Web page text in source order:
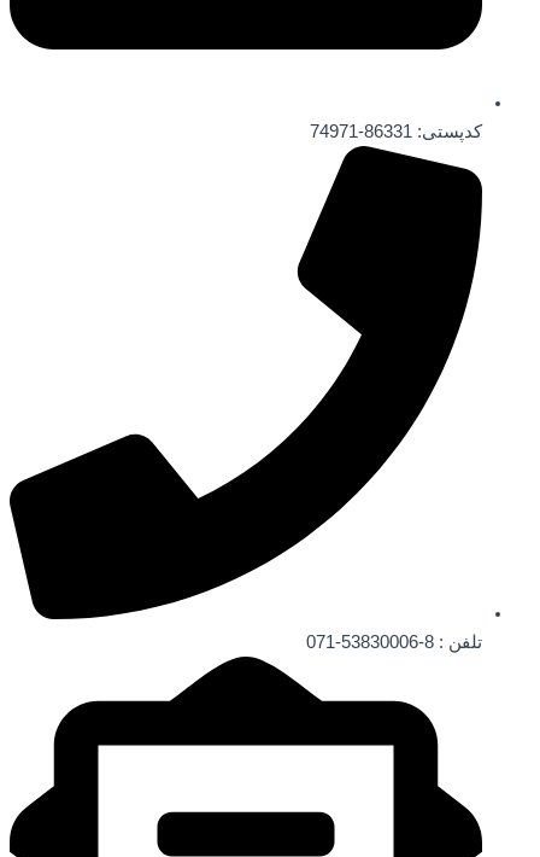
کدپستی: 86331-74971
تلفن ‌: 8-53830006-071